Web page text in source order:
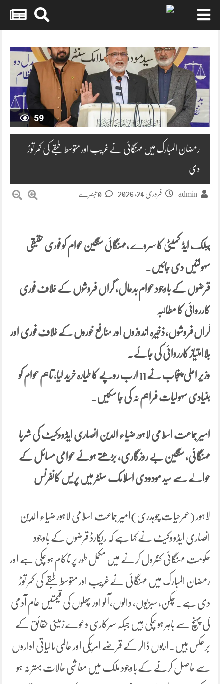
content
59
رمضان المبارک میں مہنگائی نے غریب اور متوسط طبقے کی کمر توڑ
دی
admin فروری 24, 2026
پبلک ایڈ کمیٹی کا سروے ،مہنگائی سنگین عوام کو فوری حقیقی
سہولتیں دی جائیں۔
قرضوں کے باوجود عوام بدحال، گراں فروشوں کے خلاف فوری
کارروائی کا مطالبہ
گراں فروشوں، ذخیرہ اندوزوں اور منافع خوروں کے خلاف فوری اور
بلاامتیاز کارروائی کی جائے۔
وزیر اعلی پنجاب نے 11 ارب روپے کا طیارہ خرید لیا، تاہم عوام کو
بنیادی سہولیات فراہم نہ کی جا سکیں۔
امیر جماعت اسلامی لاہور ضیاء الدین انصاری ایڈووکیٹ کی شربا
مہنگائی، سنگین بے روزگاری، بڑھتے ہوئے عوامی مسائل کے
حوالے سے سید مودودی اسلامک سنٹر میں پریس کانفرنس
لاہور (عمرحیات چوہدری)امیر جماعت اسلامی لاہور ضیاء الدین
انصاری ایڈووکیٹ نے کہا ہے کہ ریکارڈ قرضوں کے باوجود
حکومت مہنگائی کنٹرول کرنے میں مکمل طور پر ناکام ہو چکی ہے اور
رمضان المبارک میں مہنگائی نے غریب اور متوسط طبقے کی کمر توڑ
دی ہے۔ چکن، سبزیوں، دالوں، آلو اور پھلوں کی قیمتیں عام آدمی
کی پہنچ سے باہر ہو چکی ہیں جبکہ سرکاری دعوے زمینی حقائق کے
برعکس ہیں۔اربوں ڈالر کے قرضے امریکی اور عالمی مالیاتی اداروں
سے حاصل کرنے کے باوجود ملک میں معاشی حالات بہتر نہ ہو